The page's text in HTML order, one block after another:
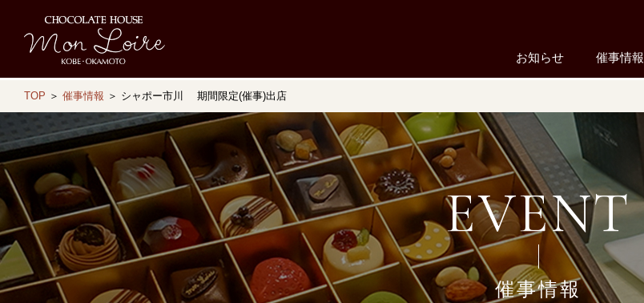
お知らせ 催事情報
TOP ＞ 催事情報 ＞ シャポー市川 期間限定(催事)出店
EVENT
催事情報